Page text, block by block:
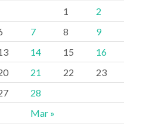
Mar »
1
2
7 8
9
14 15
16
21 22
23
28